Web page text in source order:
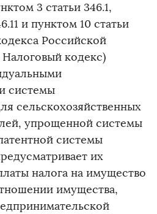
3 статьи 346.1,
и пунктом 10 статьи
Российской
кодекс)
системы
сельскохозяйственных
упрощенной системы
системы
их
налога на имущество
имущества,